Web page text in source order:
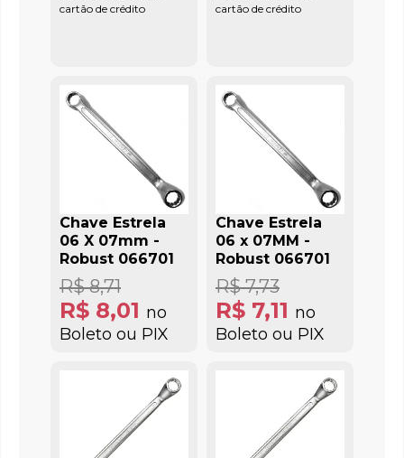
cartão de crédito
cartão de crédito
Chave Estrela
06 X 07mm -
Robust 066701
R$ 8,01 no
Boleto ou PIX
R$ 8,71
Chave Estrela
06 x 07MM -
Robust 066701
R$ 7,11 no
Boleto ou PIX
R$ 7,73